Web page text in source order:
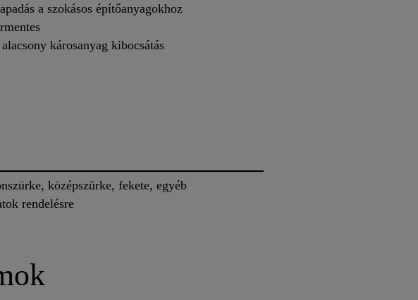
a szokásos építőanyagokhoz
károsanyag kibocsátás
középszürke, fekete, egyéb
rendelésre